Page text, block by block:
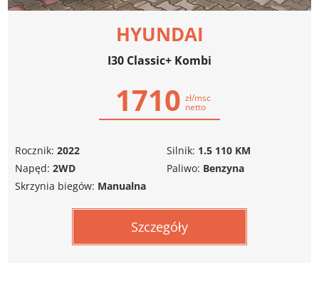
HYUNDAI
I30 Classic+ Kombi
1710 zł/msc
netto
Rocznik: 2022
Napęd: 2WD
Silnik: 1.5 110 KM
Paliwo: Benzyna
Skrzynia biegów: Manualna
Szczegóły